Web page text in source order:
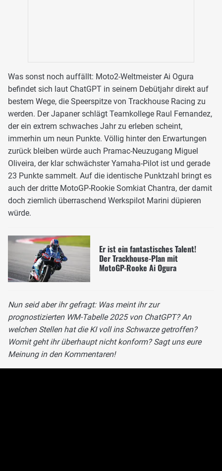
Was sonst noch auffällt: Moto2-Weltmeister Ai Ogura
befindet sich laut ChatGPT in seinem Debütjahr direkt auf
bestem Wege, die Speerspitze von Trackhouse Racing zu
werden. Der Japaner schlägt Teamkollege Raul Fernandez,
der ein extrem schwaches Jahr zu erleben scheint,
immerhin um neun Punkte. Völlig hinter den Erwartungen
zurück bleiben würde auch Pramac-Neuzugang Miguel
Oliveira, der klar schwächster Yamaha-Pilot ist und gerade
23 Punkte sammelt. Auf die identische Punktzahl bringt es
auch der dritte MotoGP-Rookie Somkiat Chantra, der damit
doch ziemlich überraschend Werkspilot Marini düpieren
würde.
Er ist ein fantastisches Talent!
Der Trackhouse-Plan mit
MotoGP-Rooke Ai Ogura
Nun seid aber ihr gefragt: Was meint ihr zur
prognostizierten WM-Tabelle 2025 von ChatGPT? An
welchen Stellen hat die KI voll ins Schwarze getroffen?
Womit geht ihr überhaupt nicht konform? Sagt uns eure
Meinung in den Kommentaren!